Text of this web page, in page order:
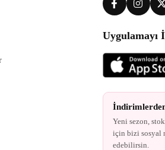
Uygulamayı
Yeni sezon,
için bizi sosyal
edebilirsin.